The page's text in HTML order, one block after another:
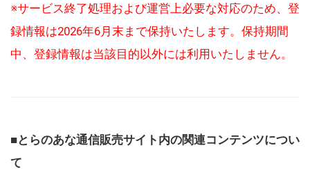
※サービス終了処理および運営上必要な対応のため、登
録情報は2026年6月末まで保持いたします。保持期間
中、登録情報は当該目的以外には利用いたしません。
■とらのあな通信販売サイト内の関連コンテンツについ
て